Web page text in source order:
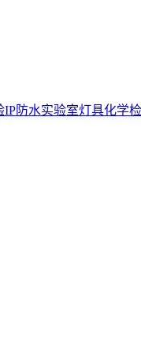
IP防水实验室灯具化学